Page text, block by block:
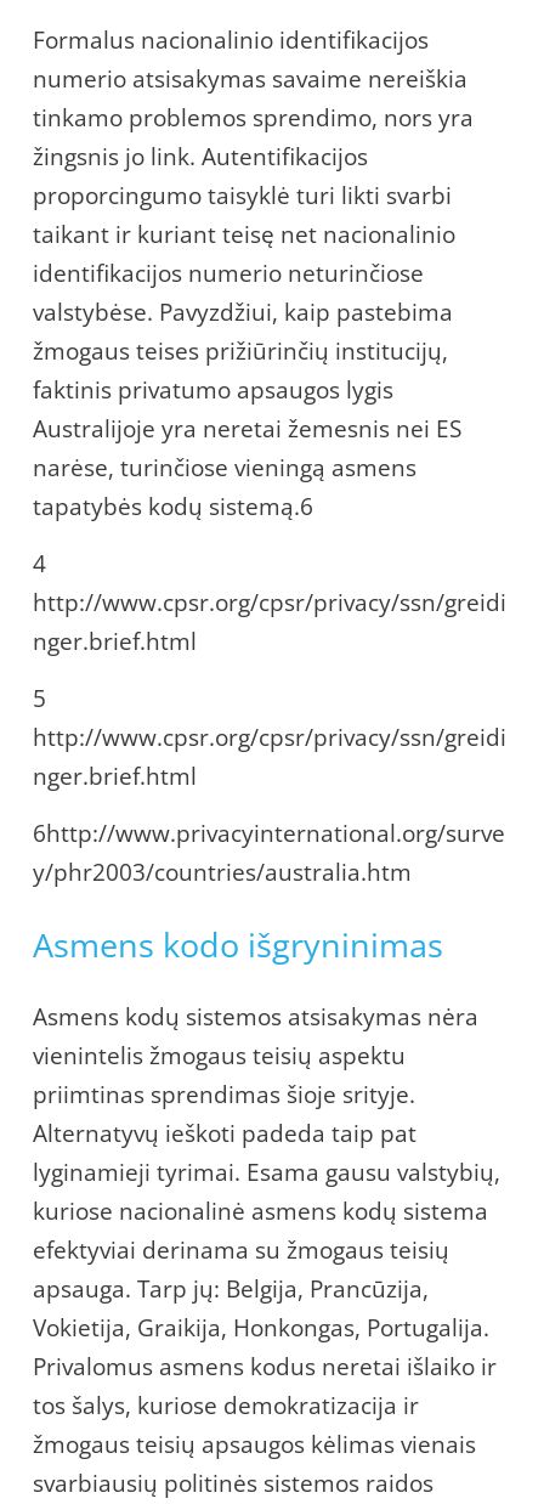
Formalus nacionalinio identifikacijos
numerio atsisakymas savaime nereiškia
tinkamo problemos sprendimo, nors yra
žingsnis jo link. Autentifikacijos
proporcingumo taisyklė turi likti svarbi
taikant ir kuriant teisę net nacionalinio
identifikacijos numerio neturinčiose
valstybėse. Pavyzdžiui, kaip pastebima
žmogaus teises prižiūrinčių institucijų,
faktinis privatumo apsaugos lygis
Australijoje yra neretai žemesnis nei ES
narėse, turinčiose vieningą asmens
tapatybės kodų sistemą.6
4
http://www.cpsr.org/cpsr/privacy/ssn/greidi
nger.brief.html
5
http://www.cpsr.org/cpsr/privacy/ssn/greidi
nger.brief.html
6http://www.privacyinternational.org/surve
y/phr2003/countries/australia.htm
Asmens kodo išgryninimas
Asmens kodų sistemos atsisakymas nėra
vienintelis žmogaus teisių aspektu
priimtinas sprendimas šioje srityje.
Alternatyvų ieškoti padeda taip pat
lyginamieji tyrimai. Esama gausu valstybių,
kuriose nacionalinė asmens kodų sistema
efektyviai derinama su žmogaus teisių
apsauga. Tarp jų: Belgija, Prancūzija,
Vokietija, Graikija, Honkongas, Portugalija.
Privalomus asmens kodus neretai išlaiko ir
tos šalys, kuriose demokratizacija ir
žmogaus teisių apsaugos kėlimas vienais
svarbiausių politinės sistemos raidos